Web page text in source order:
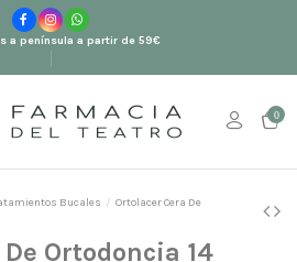
a península a partir de 59€
0
Bucales
Ortolacer Cera De
Ortodoncia 14